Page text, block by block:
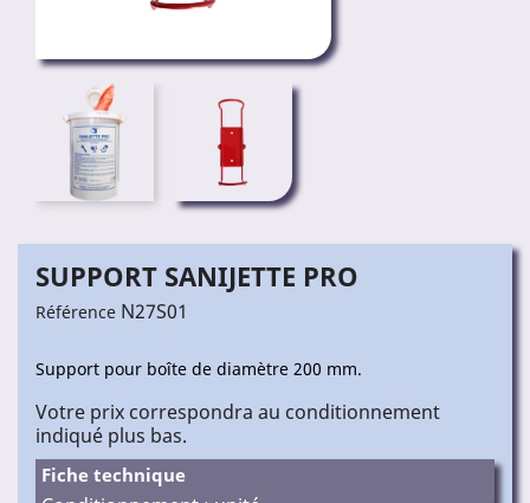
SUPPORT SANIJETTE PRO
Référence N27S01
Support pour boîte de diamètre 200 mm.
Votre prix correspondra au conditionnement
indiqué plus bas.
Fiche technique